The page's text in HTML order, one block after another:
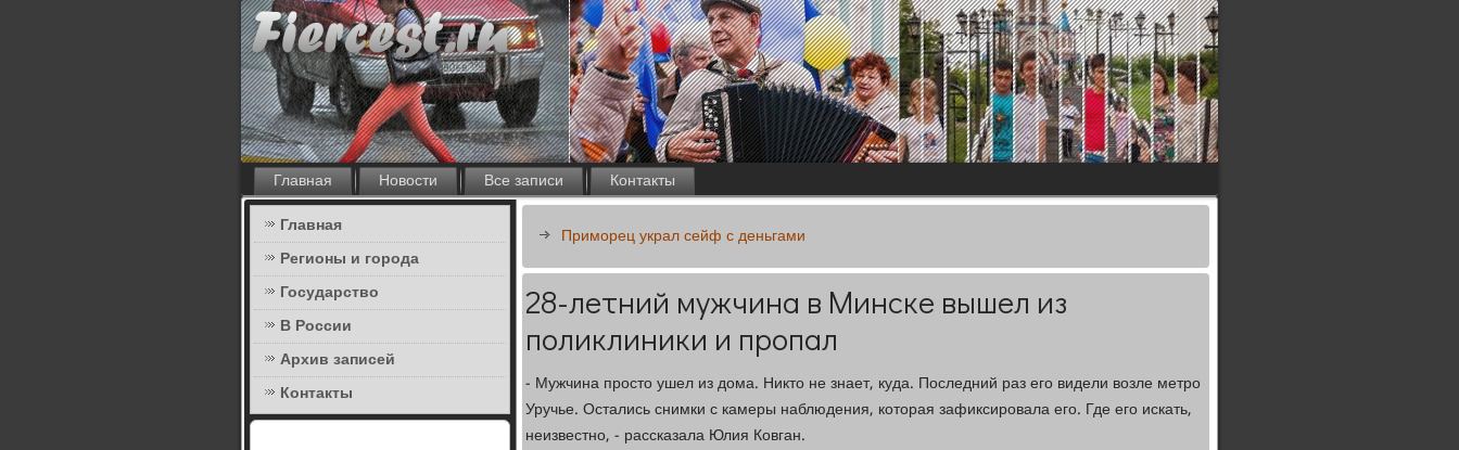
Главная Новости Все записи
Контакты
Главная
Регионы и города
Государство
В России
Архив записей
Контакты
Приморец украл сейф с деньгами
28-летний мужчина в Минске вышел из
поликлиники и пропал
- Мужчина просто ушел из дома. Никто не знает, куда. Последний раз его видели возле метро
Уручье. Остались снимки с камеры наблюдения, которая зафиксировала его. Где его искать,
неизвестно, - рассказала Юлия Ковган.